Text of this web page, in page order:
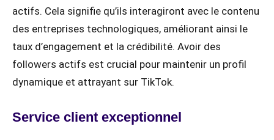
actifs. Cela signifie qu’ils interagiront avec le contenu
des entreprises technologiques, améliorant ainsi le
taux d’engagement et la crédibilité. Avoir des
followers actifs est crucial pour maintenir un profil
dynamique et attrayant sur TikTok.
Service client exceptionnel